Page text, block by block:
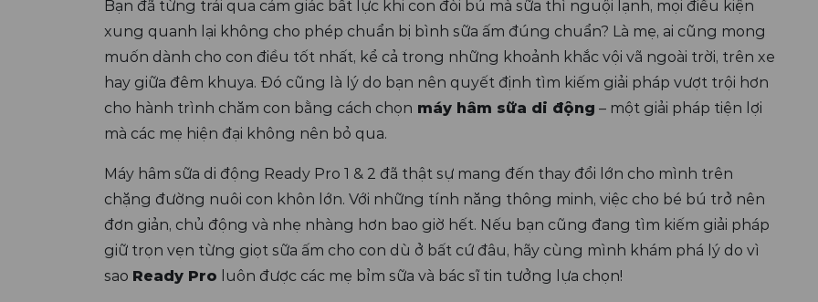
Bạn đã từng trải qua cảm giác bất lực khi con đòi bú mà sữa thì nguội lạnh, mọi điều kiện
xung quanh lại không cho phép chuẩn bị bình sữa ấm đúng chuẩn? Là mẹ, ai cũng mong
muốn dành cho con điều tốt nhất, kể cả trong những khoảnh khắc vội vã ngoài trời, trên xe
hay giữa đêm khuya. Đó cũng là lý do bạn nên quyết định tìm kiếm giải pháp vượt trội hơn
cho hành trình chăm con bằng cách chọn máy hâm sữa di động – một giải pháp tiện lợi
mà các mẹ hiện đại không nên bỏ qua.
Máy hâm sữa di động Ready Pro 1 & 2 đã thật sự mang đến thay đổi lớn cho mình trên
chặng đường nuôi con khôn lớn. Với những tính năng thông minh, việc cho bé bú trở nên
đơn giản, chủ động và nhẹ nhàng hơn bao giờ hết. Nếu bạn cũng đang tìm kiếm giải pháp
giữ trọn vẹn từng giọt sữa ấm cho con dù ở bất cứ đâu, hãy cùng mình khám phá lý do vì
sao Ready Pro luôn được các mẹ bỉm sữa và bác sĩ tin tưởng lựa chọn!